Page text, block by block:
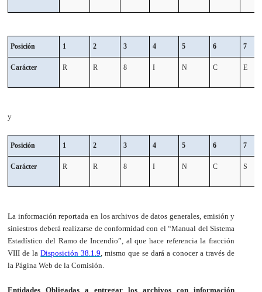
Posición 1 2 3 4 5 6 7
Carácter R R 8 I N C E
y
Posición 1 2 3 4 5 6 7
Carácter R R 8 I N C S
La información reportada en los archivos de datos generales, emisión y
siniestros deberá realizarse de conformidad con el “Manual del Sistema
Estadísticodel Ramo de Incendio”, al que hace referencia la fracción
VIII de laDisposición 38.1.9, mismo que se dará a conocer a través de
la Página Web de la Comisión.
Entidades Obligadas a entregar los archivos con información